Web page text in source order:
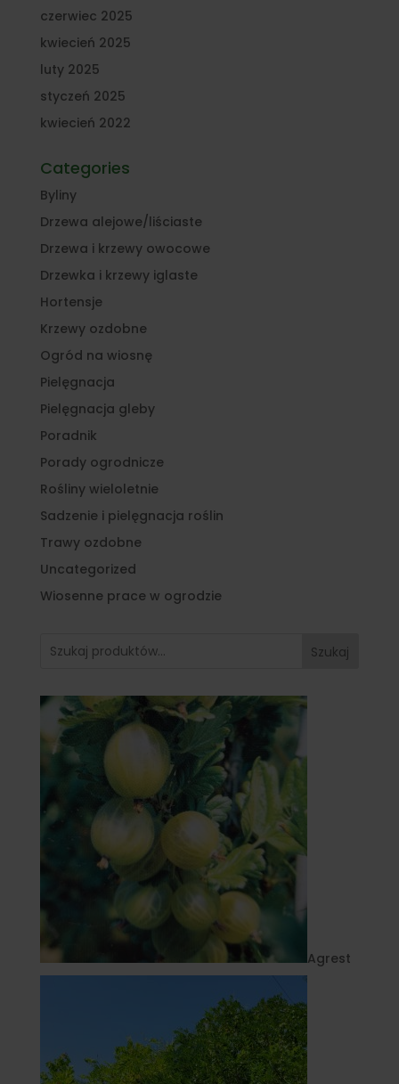
czerwiec 2025
kwiecień 2025
luty 2025
styczeń 2025
kwiecień 2022
Categories
Byliny
Drzewa alejowe/liściaste
Drzewa i krzewy owocowe
Drzewka i krzewy iglaste
Hortensje
Krzewy ozdobne
Ogród na wiosnę
Pielęgnacja
Pielęgnacja gleby
Poradnik
Porady ogrodnicze
Rośliny wieloletnie
Sadzenie i pielęgnacja roślin
Trawy ozdobne
Uncategorized
Wiosenne prace w ogrodzie
Szukaj
Agrest